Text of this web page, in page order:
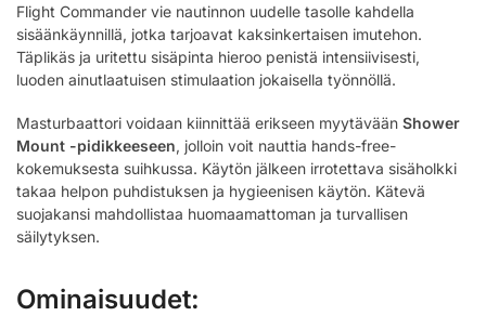
Flight Commander vie nautinnon uudelle tasolle kahdella
sisäänkäynnillä, jotka tarjoavat kaksinkertaisen imutehon.
Täplikäs ja uritettu sisäpinta hieroo penistä intensiivisesti,
luoden ainutlaatuisen stimulaation jokaisella työnnöllä.
Masturbaattori voidaan kiinnittää erikseen myytävään Shower
Mount -pidikkeeseen, jolloin voit nauttia hands-free-
kokemuksesta suihkussa. Käytön jälkeen irrotettava sisäholkki
takaa helpon puhdistuksen ja hygieenisen käytön. Kätevä
suojakansi mahdollistaa huomaamattoman ja turvallisen
säilytyksen.
Ominaisuudet: